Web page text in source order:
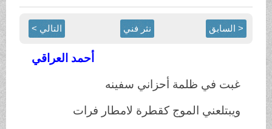
< السابق نثر فني التالي >
أحمد العراقي
غبت في ظلمة أحزاني سفينه
ويبتلعني الموج كقطرة لامطار فرات